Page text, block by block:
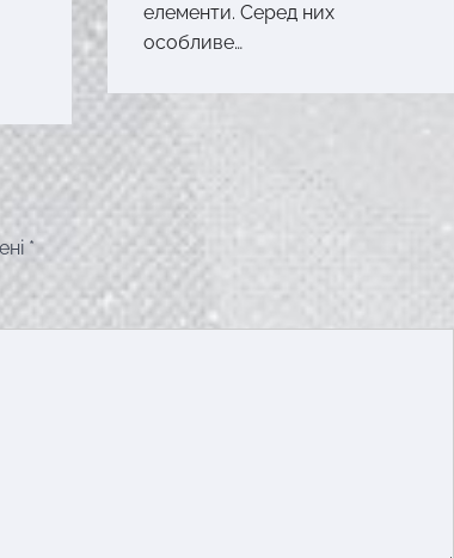
елементи. Серед них
особливе…
*